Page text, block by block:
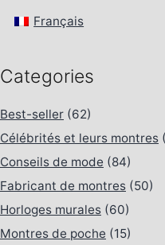
Français
Categories
Best-seller (62)
Célébrités et leurs montres
Conseils de mode (84)
Fabricant de montres (50)
Horloges murales (60)
Montres de poche (15)